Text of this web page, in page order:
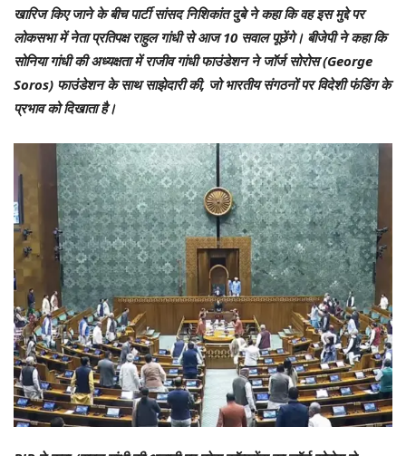
खारिज किए जाने के बीच पार्टी सांसद निशिकांत दुबे ने कहा कि वह इस मुद्दे पर
लोकसभा में नेता प्रतिपक्ष राहुल गांधी से आज 10 सवाल पूछेंगे। बीजेपी ने कहा कि
सोनिया गांधी की अध्यक्षता में राजीव गांधी फाउंडेशन ने जॉर्ज सोरोस (George
Soros) फाउंडेशन के साथ साझेदारी की, जो भारतीय संगठनों पर विदेशी फंडिंग के
प्रभाव को दिखाता है।